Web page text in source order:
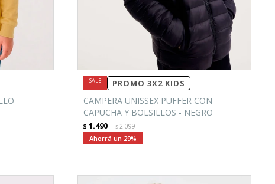
PROMO 3X2 KIDS
CAMPERA UNISSEX PUFFER CON
CAPUCHA Y BOLSILLOS - NEGRO
$ 1.490 $2.099
29